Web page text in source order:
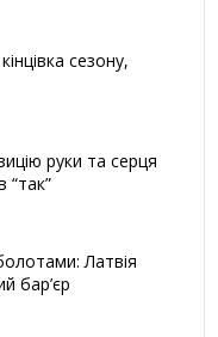
сезону,
руки та серця
“так”
Латвія
бар’єр